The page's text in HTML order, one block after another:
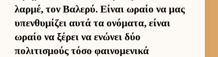
λαρ­μέ, τον Βαλερύ. Εί­ναι ωραίο να μας
υπεν­θυμίζει αυτά τα ονόματα, εί­ναι
ωραίο να ξέρει να ενώνει δύο
πολιτισμούς τόσο φαι­νομενικά